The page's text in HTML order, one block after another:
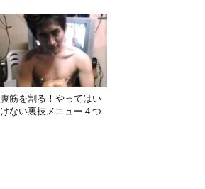
腹筋を割る！やってはい
けない裏技メニュー４つ